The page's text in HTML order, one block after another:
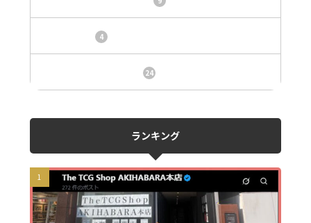
4
24
ランキング